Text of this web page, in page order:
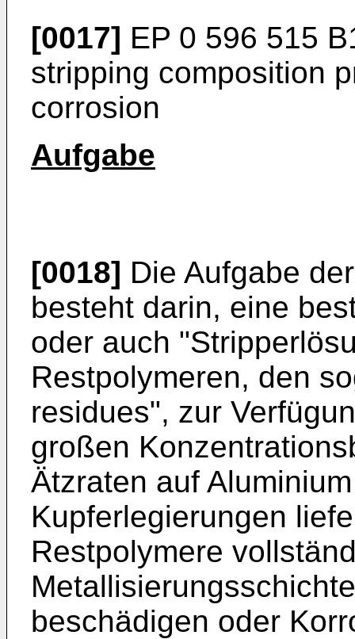
[0017] EP 0 596 515
stripping composition
corrosion
Aufgabe
[0018] Die Aufgabe
besteht darin, eine
oder auch
Restpolymeren, den
residues", zur
großen
Ätzraten auf
Kupferlegierungen
Restpolymere
beschädigen oder